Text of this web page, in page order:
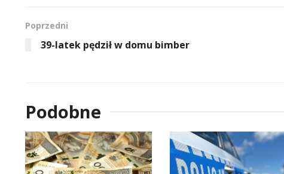
Poprzedni
39-latek pędził w domu bimber
Podobne